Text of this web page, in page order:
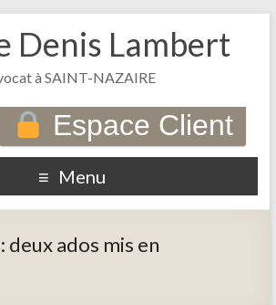
Denis Lambert
à SAINT-NAZAIRE
Espace Client
Menu
deux ados mis en